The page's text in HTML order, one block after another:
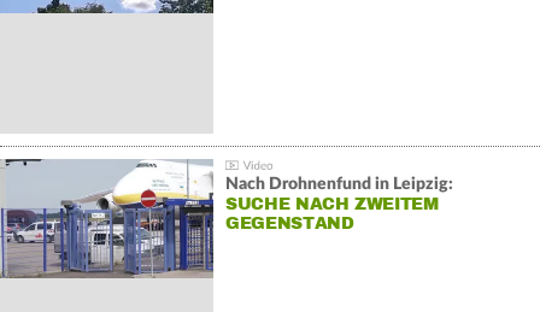
Nach Drohnenfund in Leipzig:
SUCHE NACH ZWEITEM
GEGENSTAND